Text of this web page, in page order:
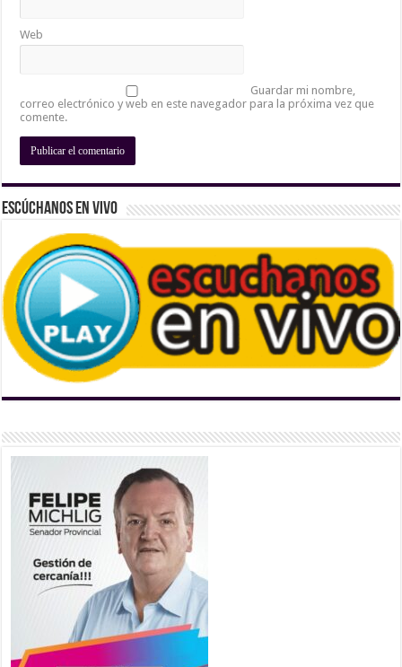
Web
Guardar mi nombre,
correo electrónico y web en este navegador para la próxima vez que
comente.
Escúchanos En Vivo